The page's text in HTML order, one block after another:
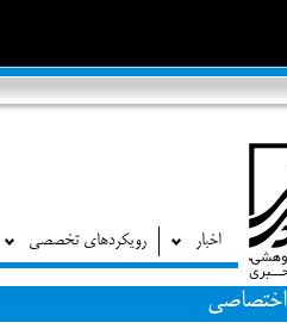
اخبار رویکردهای تخصصی
اختصاصی